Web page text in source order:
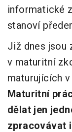
informatické
stanoví
Již dnes jsou
v maturitní
maturujících
Maturitní
dělat jen
zpracovávat